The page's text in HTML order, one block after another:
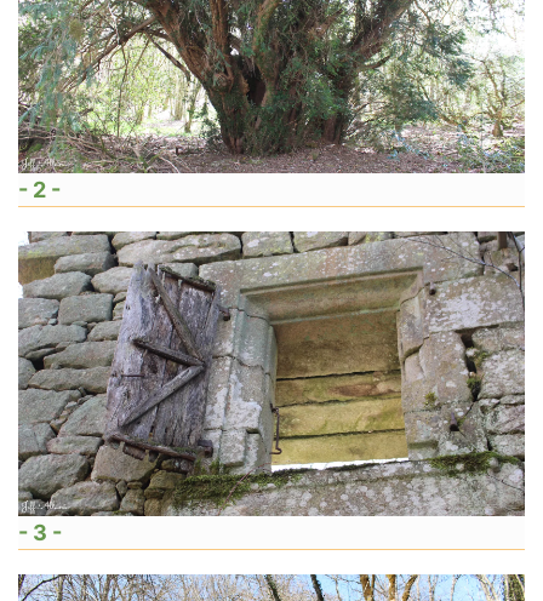
- 2 -
- 3 -